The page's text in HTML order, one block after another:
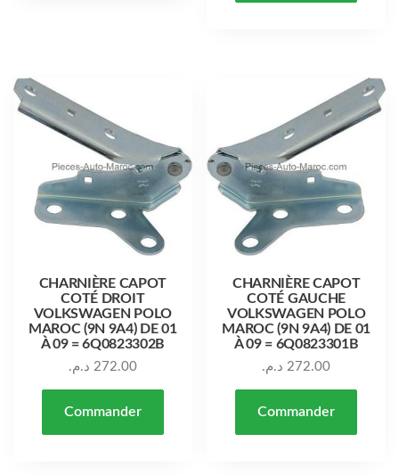
CHARNIÈRE CAPOT
COTÉ DROIT
VOLKSWAGEN POLO
MAROC (9N 9A4) DE 01
À 09 = 6Q0823302B
272.00 د.م.
Commander
CHARNIÈRE CAPOT
COTÉ GAUCHE
VOLKSWAGEN POLO
MAROC (9N 9A4) DE 01
À 09 = 6Q0823301B
272.00 د.م.
Commander